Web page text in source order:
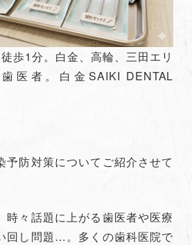
歩1分。白金、高輪、三田エリ
医者。白金SAIKI DENTAL
予防対策についてご紹介させて
時々話題に上がる歯医者や医療
回し問題…。多くの歯科医院で